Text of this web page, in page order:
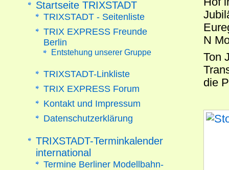
N
Ton
die
Startseite TRIXSTADT
TRIXSTADT - Seitenliste
TRIX EXPRESS Freunde
Berlin
Entstehung unserer Gruppe
TRIXSTADT-Linkliste
TRIX EXPRESS Forum
Kontakt und Impressum
Datenschutzerklärung
TRIXSTADT-Terminkalender
international
Termine Berliner Modellbahn-